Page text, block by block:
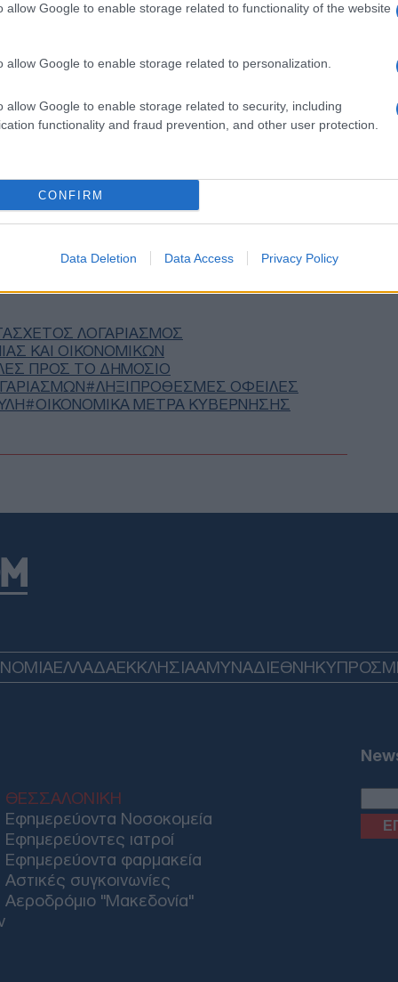
allow Google to enable storage related to functionality of the website
allow Google to enable storage related to personalization.
allow Google to enable storage related to security, including
functionality and fraud prevention, and other user protection.
CONFIRM
Data Deletion Data Access Privacy Policy
περίπτωση κατάσχεσης τραπεζικού
Δημόσιο, το ποσό που θα απομένει στον
κάτω από τα 1.600 ευρώ.
των παρεμβάσεων που εξετάζει το
υφιστάμενων μέτρων στα σημερινά
ανάγκες διαβίωσης των πολιτών.
NEWS ΚΑΝΟΝΤΑΣ ΚΛΙΚ ΕΔΩ
ΛΟΓΑΡΙΑΣΜΟΣ
ΚΑΙ ΟΙΚΟΝΟΜΙΚΏΝ
ΠΡΟΣ ΤΟ ΔΗΜΟΣΙΟ
ΛΗΞΙΠΡΟΘΕΣΜΕΣ ΟΦΕΙΛΕΣ
ΟΙΚΟΝΟΜΙΚΆ ΜΈΤΡΑ ΚΥΒΈΡΝΗΣΗΣ
της
ΕΛΛΑΔΑΕΚΚΛΗΣΙΑΑΜΥΝΑΔΙΕΘΝΗΚΥΠΡΟΣ
ΘΕΣΣΑΛΟΝΙΚΗ
Εφημερεύοντα Νοσοκομεία
Εφημερεύοντες ιατροί
Εφημερεύοντα φαρμακεία
Αστικές συγκοινωνίες
Αεροδρόμιο "Μακεδονία"